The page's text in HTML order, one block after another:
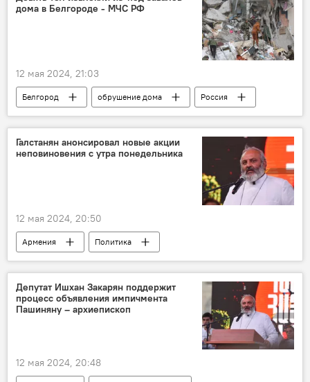
дома в Белгороде - МЧС РФ
12 мая 2024, 21:03
Белгород обрушение дома Россия
Галстанян анонсировал новые акции
неповиновения с утра понедельника
12 мая 2024, 20:50
Армения
Политика
Новости Армения
Депутат Ишхан Закарян поддержит
процесс объявления импичмента
Пашиняну – архиепископ
12 мая 2024, 20:48